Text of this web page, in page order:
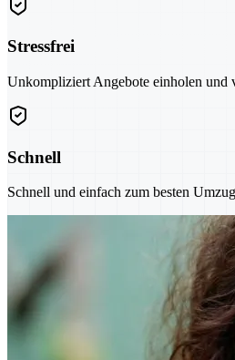
Stressfrei
Unkompliziert Angebote einholen und
Schnell
Schnell und einfach zum besten